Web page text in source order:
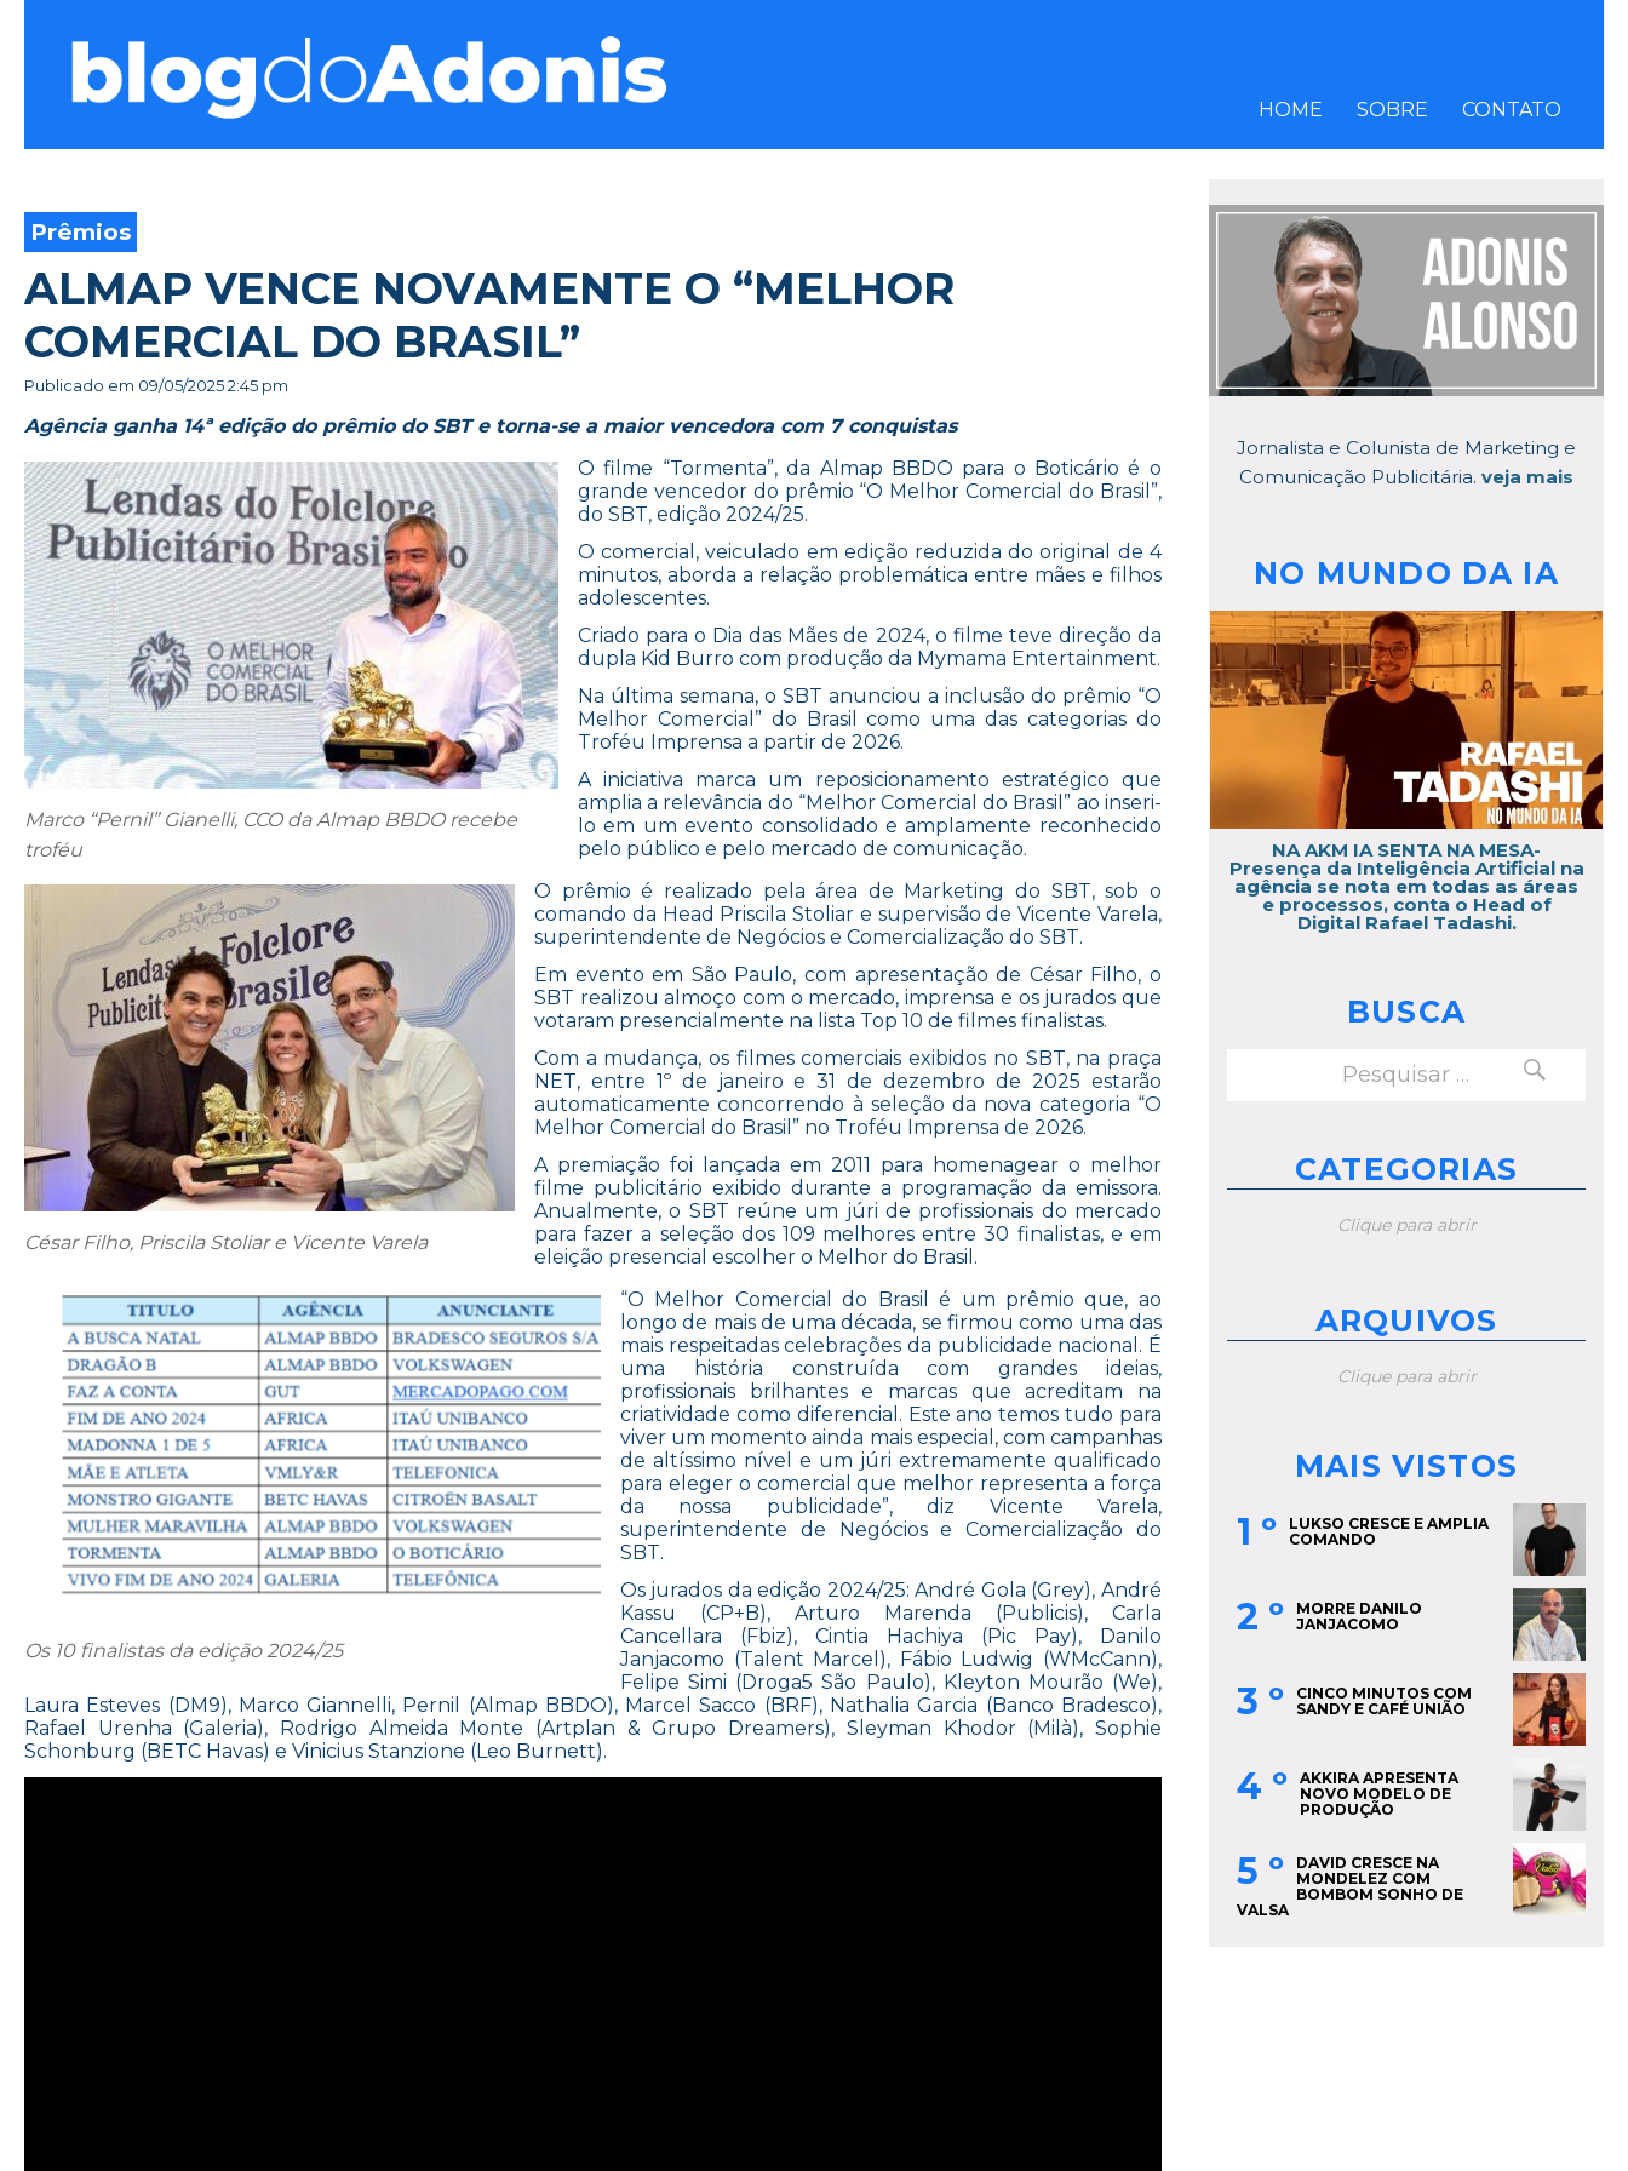
Blog do Adonis
HOME SOBRE CONTATO
Prêmios
ALMAP VENCE NOVAMENTE O “MELHOR
COMERCIAL DO BRASIL”
Publicado em 09/05/2025 2:45 pm
Agência ganha 14ª edição do prêmio do SBT e torna-se a maior vencedora com 7 conquistas
Marco “Pernil” Gianelli, CCO da Almap BBDO recebe
troféu
O filme “Tormenta”, da Almap BBDO para o Boticário é o
grande vencedor do prêmio “O Melhor Comercial do Brasil”,
do SBT, edição 2024/25.
O comercial, veiculado em edição reduzida do original de 4
minutos, aborda a relação problemática entre mães e filhos
adolescentes.
Criado para o Dia das Mães de 2024, o filme teve direção da
dupla Kid Burro com produção da Mymama Entertainment.
Na última semana, o SBT anunciou a inclusão do prêmio “O
Melhor Comercial” do Brasil como uma das categorias do
Troféu Imprensa a partir de 2026.
A iniciativa marca um reposicionamento estratégico que
amplia a relevância do “Melhor Comercial do Brasil” ao inseri-
lo em um evento consolidado e amplamente reconhecido
pelo público e pelo mercado de comunicação.
César Filho, Priscila Stoliar e Vicente Varela
O prêmio é realizado pela área de Marketing do SBT, sob o
comando da Head Priscila Stoliar e supervisão de Vicente Varela,
superintendente de Negócios e Comercialização do SBT.
Em evento em São Paulo, com apresentação de César Filho, o
SBT realizou almoço com o mercado, imprensa e os jurados que
votaram presencialmente na lista Top 10 de filmes finalistas.
Com a mudança, os filmes comerciais exibidos no SBT, na praça
NET, entre 1º de janeiro e 31 de dezembro de 2025 estarão
automaticamente concorrendo à seleção da nova categoria “O
Melhor Comercial do Brasil” no Troféu Imprensa de 2026.
A premiação foi lançada em 2011 para homenagear o melhor
filme publicitário exibido durante a programação da emissora.
Anualmente, o SBT reúne um júri de profissionais do mercado
para fazer a seleção dos 109 melhores entre 30 finalistas, e em
eleição presencial escolher o Melhor do Brasil.
Os 10 finalistas da edição 2024/25
“O Melhor Comercial do Brasil é um prêmio que, ao
longo de mais de uma década, se firmou como uma das
mais respeitadas celebrações da publicidade nacional. É
uma história construída com grandes ideias,
profissionais brilhantes e marcas que acreditam na
criatividade como diferencial. Este ano temos tudo para
viver um momento ainda mais especial, com campanhas
de altíssimo nível e um júri extremamente qualificado
para eleger o comercial que melhor representa a força
da nossa publicidade”, diz Vicente Varela,
superintendente de Negócios e Comercialização do
SBT.
Os jurados da edição 2024/25: André Gola (Grey), André
Kassu (CP+B), Arturo Marenda (Publicis), Carla
Cancellara (Fbiz), Cintia Hachiya (Pic Pay), Danilo
Janjacomo (Talent Marcel), Fábio Ludwig (WMcCann),
Felipe Simi (Droga5 São Paulo), Kleyton Mourão (We),
Laura Esteves (DM9), Marco Giannelli, Pernil (Almap BBDO), Marcel Sacco (BRF), Nathalia Garcia (Banco Bradesco),
Rafael Urenha (Galeria), Rodrigo Almeida Monte (Artplan & Grupo Dreamers), Sleyman Khodor (Milà), Sophie
Schonburg (BETC Havas) e Vinicius Stanzione (Leo Burnett).
Jornalista e Colunista de Marketing e
Comunicação Publicitária. veja mais
NO MUNDO DA IA
NA AKM IA SENTA NA MESA-
Presença da Inteligência Artificial na
agência se nota em todas as áreas
e processos, conta o Head of
Digital Rafael Tadashi.
BUSCA
PESQUISAR
CATEGORIAS
Clique para abrir
ARQUIVOS
Clique para abrir
MAIS VISTOS
1 º
LUKSO CRESCE E AMPLIA
COMANDO
2 º
MORRE DANILO
JANJACOMO
3 º
CINCO MINUTOS COM
SANDY E CAFÉ UNIÃO
4 º
AKKIRA APRESENTA
NOVO MODELO DE
PRODUÇÃO
5 º
DAVID CRESCE NA
MONDELEZ COM
BOMBOM SONHO DE
VALSA